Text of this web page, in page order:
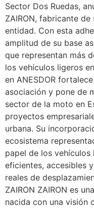
Sector Dos Ruedas,
ZAIRON, fabricante
entidad. Con esta
amplitud de su base
que representan más
los vehículos ligeros
en ANESDOR
asociación y pone de
sector de la moto en
proyectos
urbana. Su
ecosistema
papel de los
eficientes, accesibles
reales de
ZAIRON ZAIRON es
nacida con una visión